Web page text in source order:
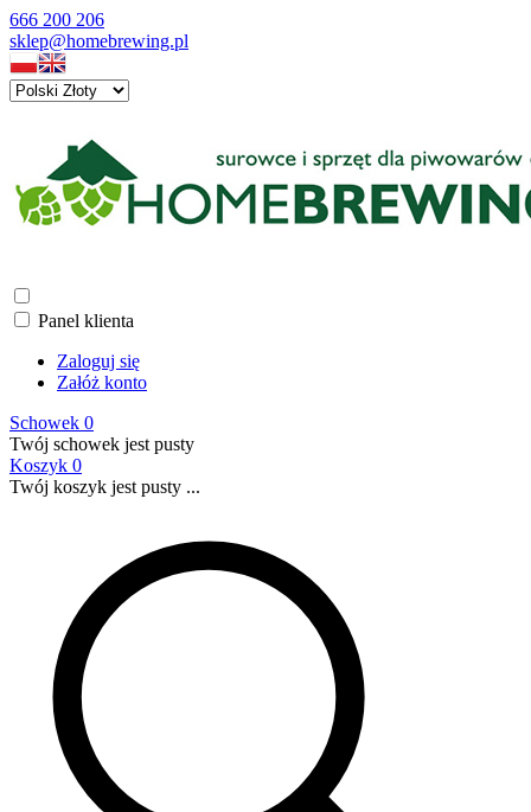
666 200 206
sklep@homebrewing.pl
Panel klienta
Zaloguj się
Załóż konto
Schowek 0
Twój schowek jest pusty
Koszyk 0
Twój koszyk jest pusty ...